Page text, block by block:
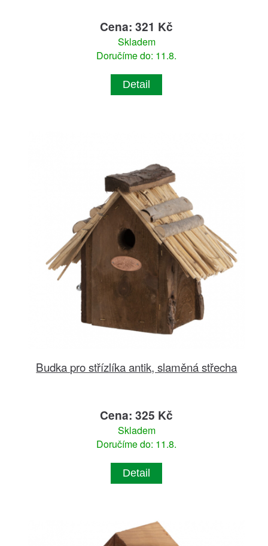
Cena: 321 Kč
Skladem
Doručíme do: 11.8.
Detail
Budka pro střízlíka antik, slaměná střecha
Cena: 325 Kč
Skladem
Doručíme do: 11.8.
Detail